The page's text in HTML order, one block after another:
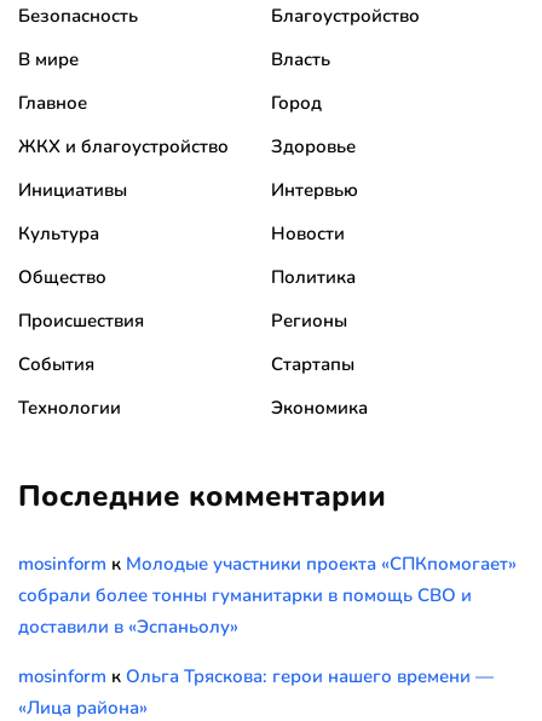
Безопасность
Благоустройство
В мире
Власть
Главное
Город
ЖКХ и благоустройство
Здоровье
Инициативы
Интервью
Культура
Новости
Общество
Политика
Происшествия
Регионы
События
Стартапы
Технологии
Экономика
Последние комментарии
mosinform к Молодые участники проекта «СПКпомогает»
собрали более тонны гуманитарки в помощь СВО и
доставили в «Эспаньолу»
mosinform к Ольга Тряскова: герои нашего времени —
«Лица района»